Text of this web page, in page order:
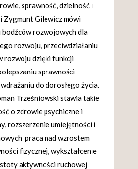
sprawność, dzielność i
Zygmunt Gilewicz mówi
bodźców rozwojowych dla
rozwoju, przeciwdziałaniu
rozwoju dzięki funkcji
sprawności
do dorosłego życia.
Trześniowski stawia takie
o zdrowie psychiczne i
rozszerzenie umiejętności i
praca nad wzrostem
fizycznej, wykształcenie
aktywności ruchowej